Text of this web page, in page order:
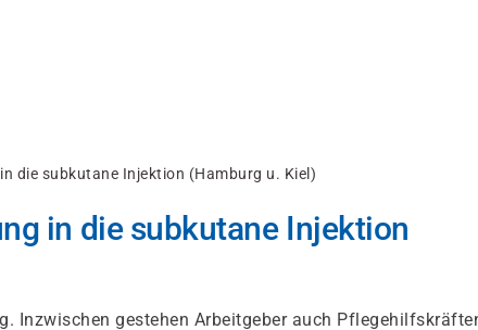
die subkutane Injektion (Hamburg u. Kiel)
in die subkutane Injektion
Inzwischen gestehen Arbeitgeber auch